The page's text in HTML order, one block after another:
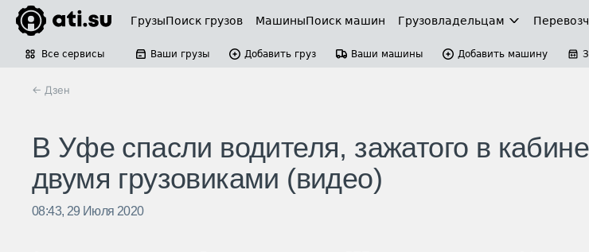
ГрузыПоиск грузов МашиныПоиск машин Грузовладельцам
Все сервисы Ваши грузы Добавить груз Ваши машины Добавить машину
← Дзен
В Уфе спасли водителя, зажатого в
двумя грузовиками (видео)
08:43, 29 Июля 2020